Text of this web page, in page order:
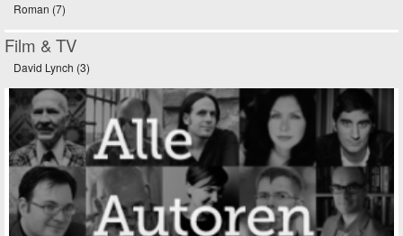
Roman (7)
Film & TV
David Lynch (3)